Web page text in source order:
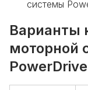
системы
Варианты
моторной